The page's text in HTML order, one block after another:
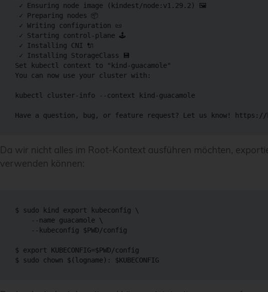
✓ Ensuring node image ( kindest/node:v1.29.2 )
🖼
✓ Preparing nodes 📦
✓ Writing configuration 📜
✓ Starting control-plane 🕹️
✓ Installing CNI 🔌
✓ Installing StorageClass 💾
Set kubectl context to
"kind-guacamole"
You can now use your cluster with:
kubectl cluster-info --context kind-guacamole
Have a question, bug, or feature request? Let us know ! https://
Da wir nicht alles im Root-Kontext ausführen möchten,
verwenden können:
$ sudo kind export kubeconfig \
--name guacamole \
--kubeconfig
$PWD/config
$ export KUBECONFIG=$PWD/config
$
sudo chown $(logname) : $KUBECONFIG